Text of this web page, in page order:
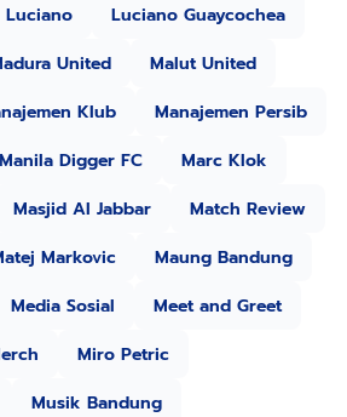
Luciano
Luciano Guaycochea
United
Malut United
Klub
Manajemen Persib
Manila Digger FC
Marc Klok
Masjid Al Jabbar
Match Review
Markovic
Maung Bandung
Media Sosial
Meet and Greet
Miro Petric
Musik Bandung